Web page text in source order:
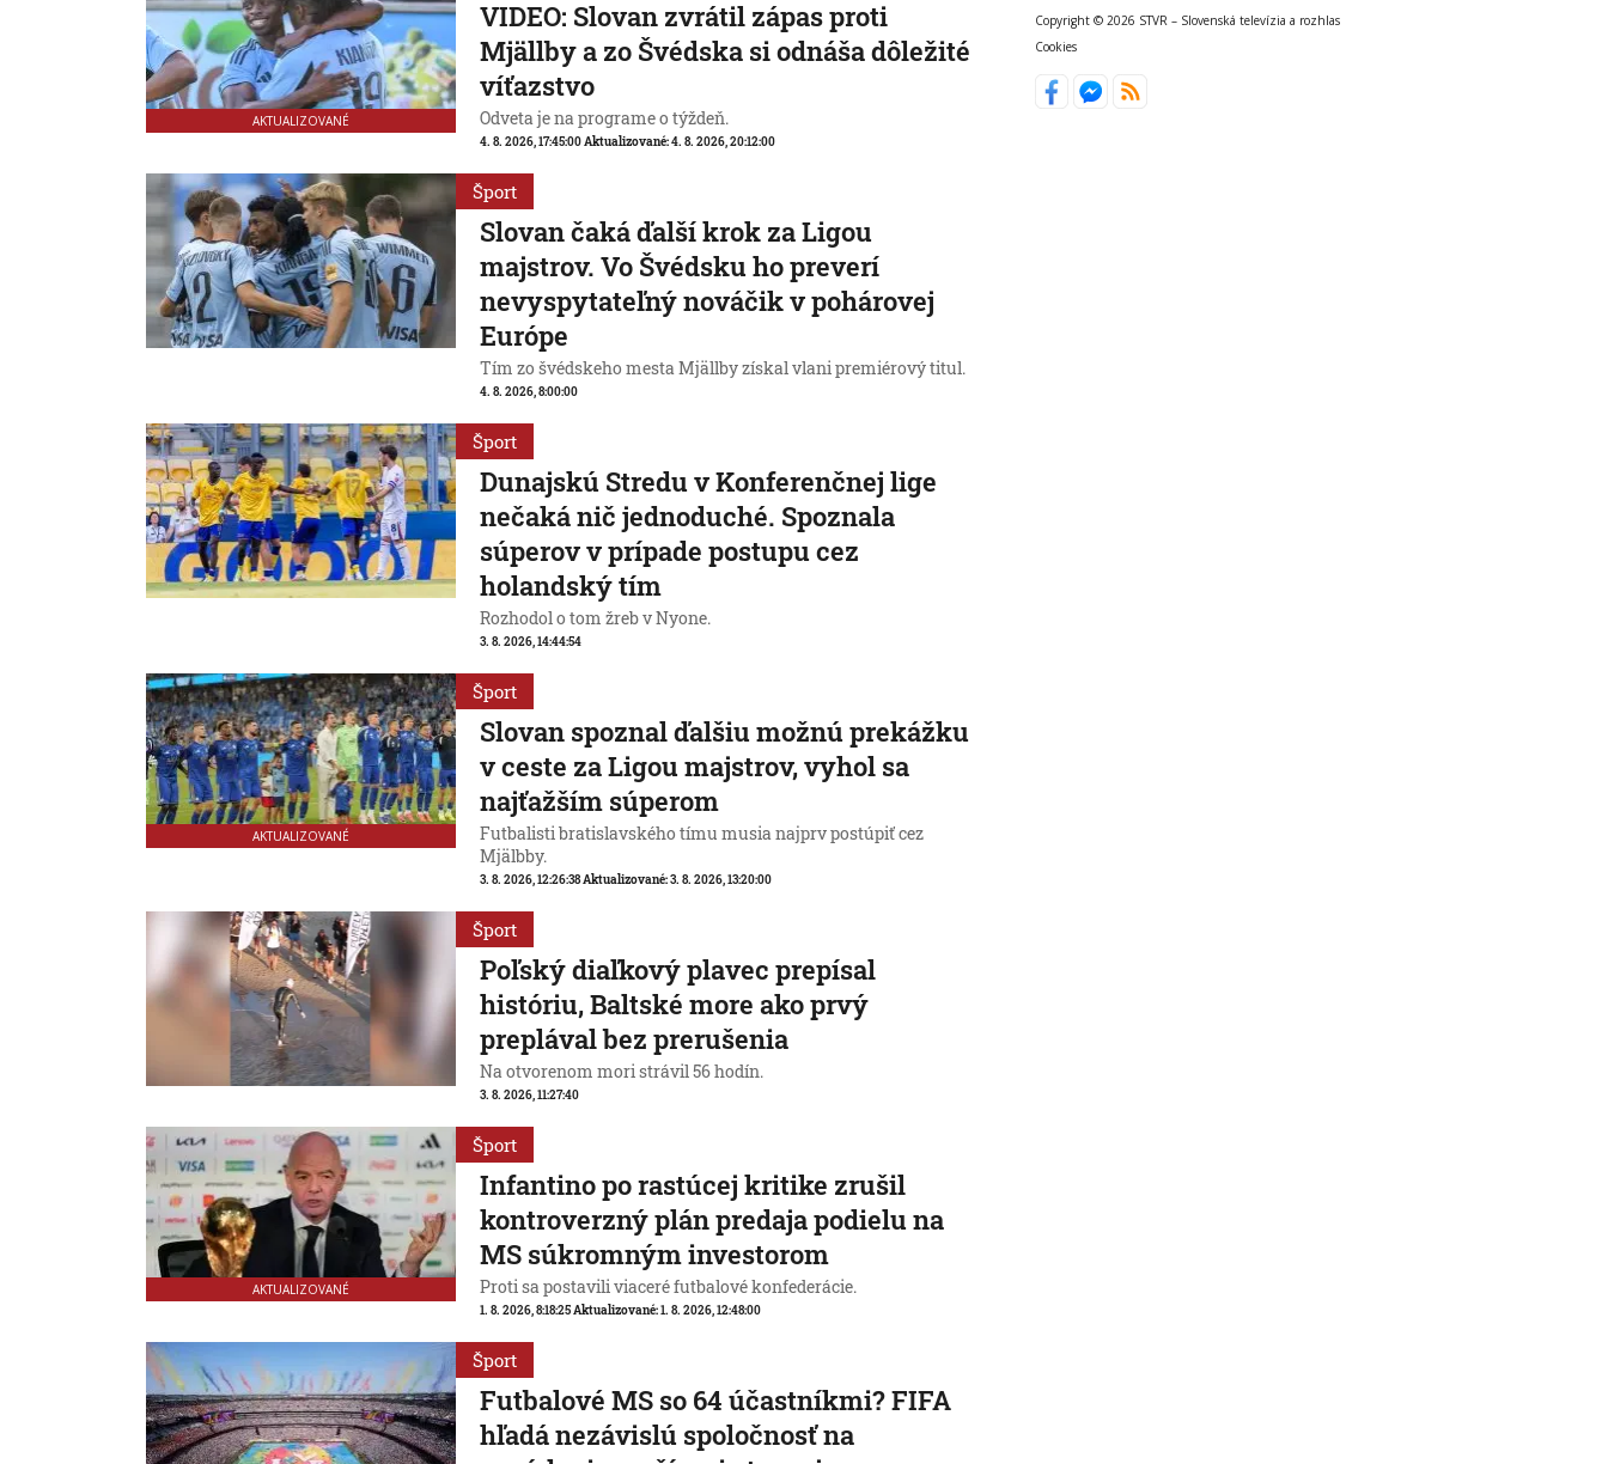
AKTUALIZOVANÉ
VIDEO: Slovan zvrátil zápas proti
Mjällby a zo Švédska si odnáša dôležité
víťazstvo
Odveta je na programe o týždeň.
4. 8. 2026, 17:45:00Aktualizované:4. 8. 2026, 20:12:00
Šport
Slovan čaká ďalší krok za Ligou
majstrov. Vo Švédsku ho preverí
nevyspytateľný nováčik v pohárovej
Európe
Tím zo švédskeho mesta Mjällby získal vlani premiérový titul.
4. 8. 2026, 8:00:00
Šport
Dunajskú Stredu v Konferenčnej lige
nečaká nič jednoduché. Spoznala
súperov v prípade postupu cez
holandský tím
Rozhodol o tom žreb v Nyone.
3. 8. 2026, 14:44:54
AKTUALIZOVANÉ
Šport
Slovan spoznal ďalšiu možnú prekážku
v ceste za Ligou majstrov, vyhol sa
najťažším súperom
Futbalisti bratislavského tímu musia najprv postúpiť cez
Mjälbby.
3. 8. 2026, 12:26:38Aktualizované:3. 8. 2026, 13:20:00
Šport
Poľský diaľkový plavec prepísal
históriu, Baltské more ako prvý
preplával bez prerušenia
Na otvorenom mori strávil 56 hodín.
3. 8. 2026, 11:27:40
AKTUALIZOVANÉ
Šport
Infantino po rastúcej kritike zrušil
kontroverzný plán predaja podielu na
MS súkromným investorom
Proti sa postavili viaceré futbalové konfederácie.
1. 8. 2026, 8:18:25Aktualizované:1. 8. 2026, 12:48:00
Šport
Futbalové MS so 64 účastníkmi? FIFA
hľadá nezávislú spoločnosť na
Copyright © 2026 STVR – Slovenská televízia a rozhlas
Cookies